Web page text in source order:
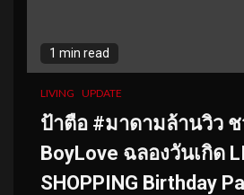
1 min read
LIVING UPDATE
ป้าตือ #มาดามล้านวิว
BoyLove ฉลองวันเกิด
SHOPPING Birthday